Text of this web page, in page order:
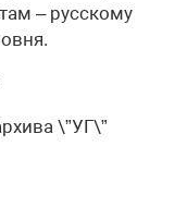
– русскому
\”УГ\”